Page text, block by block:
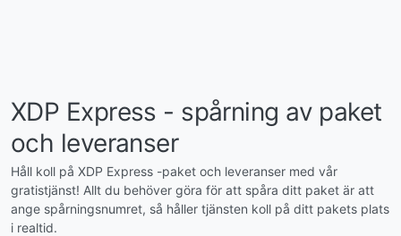
XDP Express - spårning av paket
och leveranser
Håll koll på XDP Express -paket och leveranser med vår
gratistjänst! Allt du behöver göra för att spåra ditt paket är att
ange spårningsnumret, så håller tjänsten koll på ditt pakets plats
i realtid.